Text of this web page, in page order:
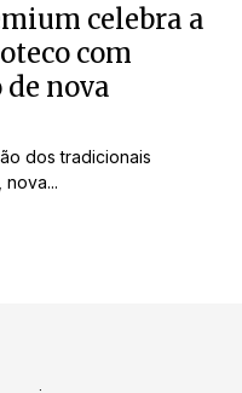
celebra a
com
nova
dos tradicionais